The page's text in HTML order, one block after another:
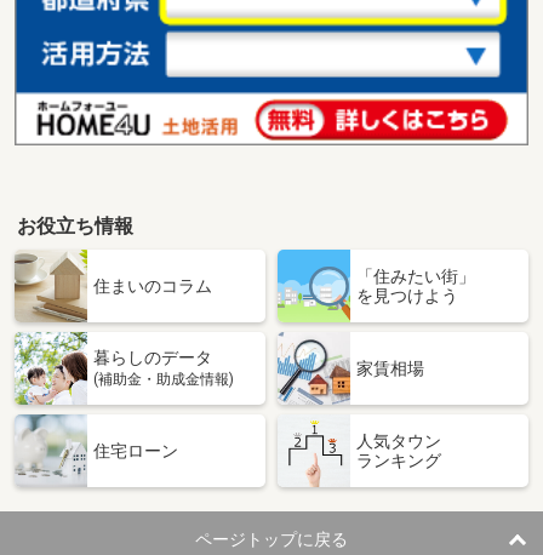
沖縄県宜野湾市字普天間
1,250万円
住 所
沖縄県宜野湾市字普天間
沖縄県石垣市字川平
価 格
2,199万円
住 所
沖縄県石垣市字川平
用途地域
土地面積 727m²
沖縄県沖縄市上地２
2,000万円
用途地域
商業地域
お役立ち情報
住まいのコラム
「住みたい街」
を見つけよう
暮らしのデータ
(補助金・助成金情報)
家賃相場
住宅ローン
人気タウン
ランキング
ページトップに戻る